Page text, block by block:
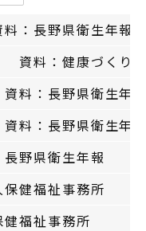
：長野県衛生年報
料：健康づくり
料：長野県衛生年
料：長野県衛生年
野県衛生年報
健福祉事務所
福祉事務所